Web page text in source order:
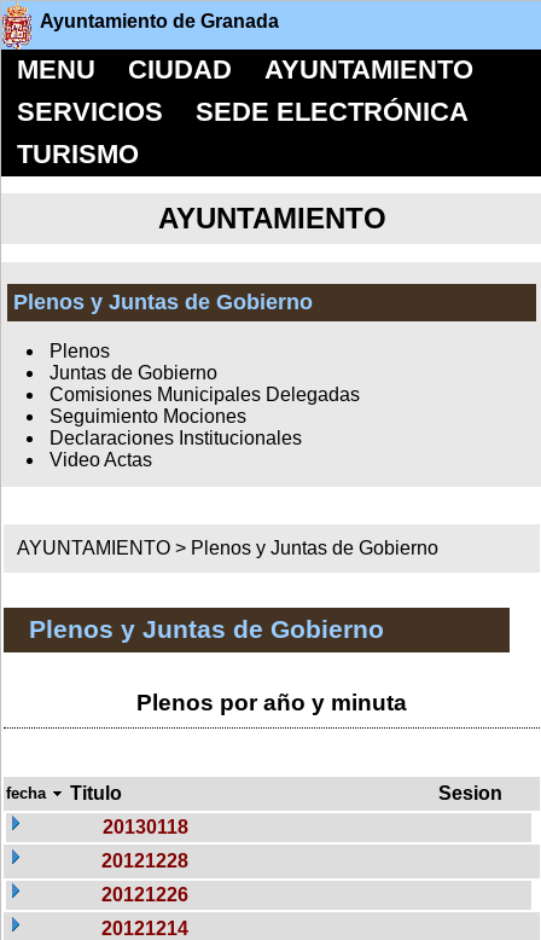
Ayuntamiento de Granada
MENU CIUDAD
AYUNTAMIENTO
SERVICIOS
SEDE ELECTRÓNICA
TURISMO
AYUNTAMIENTO
Plenos y Juntas de Gobierno
Plenos
Juntas de Gobierno
Comisiones Municipales Delegadas
Seguimiento Mociones
Declaraciones Institucionales
Video Actas
AYUNTAMIENTO > Plenos y Juntas de Gobierno
Plenos y Juntas de Gobierno
Plenos por año y minuta
fecha Titulo
Sesion
20130118
20121228
20121226
20121214